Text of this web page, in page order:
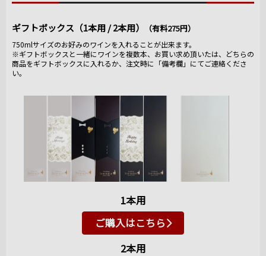
ギフトボックス（1本用 / 2本用） （有料275円）
750mlサイズのお好みのワインを入れることが出来ます。
※ギフトボックスと一緒にワインを複数本、お買い求め頂いたは、どちらの
商品をギフトボックスに入れるか、注文時に「備考欄」にてご連絡くださ
い。
1本用
ご購入はこちら
2本用